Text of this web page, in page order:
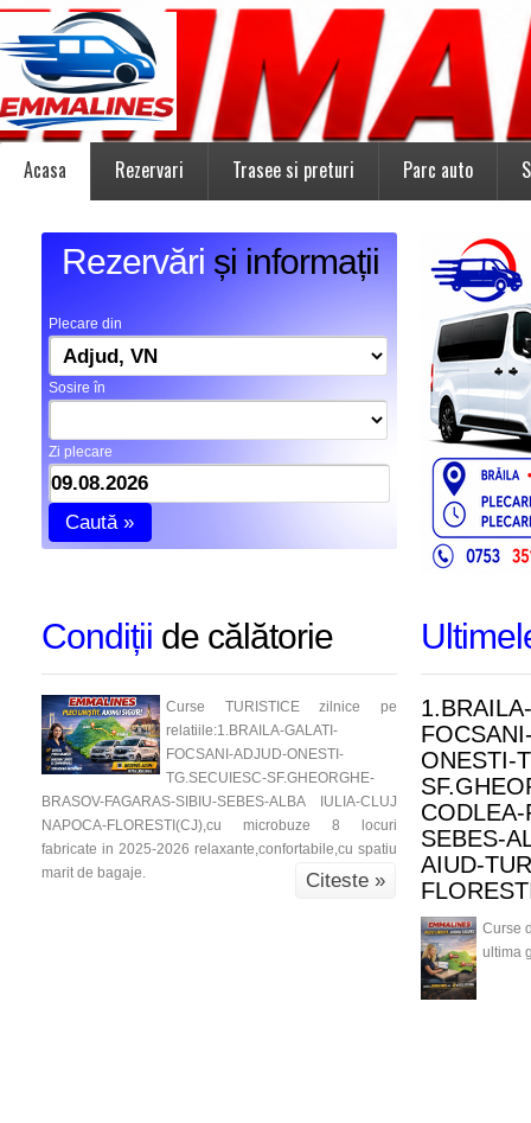
Acasa Rezervari Trasee si preturi Parc auto
Rezervări și informații
Plecare din
Sosire în
Zi plecare
Caută »
Condiții de călătorie
Curse TURISTICE zilnice pe
relatiile:1.BRAILA-GALATI-
FOCSANI-ADJUD-ONESTI-
TG.SECUIESC-SF.GHEORGHE-
BRASOV-FAGARAS-SIBIU-SEBES-ALBA IULIA-CLUJ
NAPOCA-FLORESTI(CJ),cu microbuze 8 locuri
fabricate in 2025-2026 relaxante,confortabile,cu spatiu
marit de bagaje.
Citeste »
ONESTI-
SEBES-
AIUD-
Curse
ultima